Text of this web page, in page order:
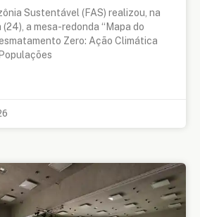
Sustentável (FAS) realizou, na
a mesa-redonda “Mapa do
Zero: Ação Climática